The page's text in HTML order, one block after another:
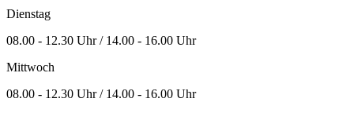
Dienstag
08.00 - 12.30 Uhr / 14.00 - 16.00 Uhr
Mittwoch
08.00 - 12.30 Uhr / 14.00 - 16.00 Uhr